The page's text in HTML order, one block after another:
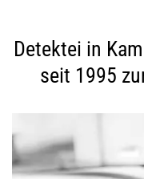
Detektei in
seit 1995